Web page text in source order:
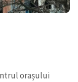
orașului